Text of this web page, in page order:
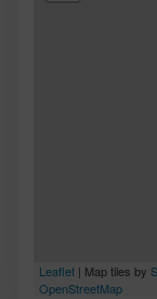
Leaflet | Map tiles by
OpenStreetMap